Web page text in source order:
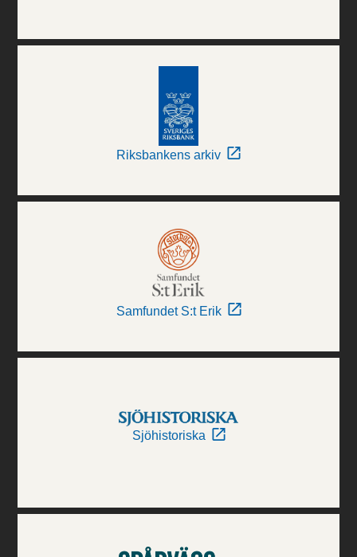
Riksbankens arkiv
Samfundet S:t Erik
Sjöhistoriska